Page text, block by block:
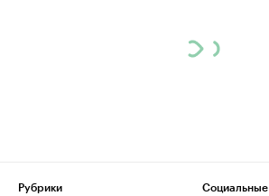
Рубрики
Социальные